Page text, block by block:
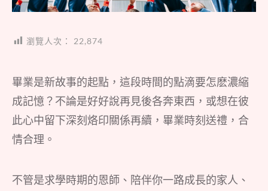
瀏覽人次： 22,874
畢業是新故事的起點，這段時間的點滴要怎麽濃縮
成記憶？不論是好好說再見後各奔東西，或想在彼
此心中留下深刻烙印關係再續，畢業時刻送禮，合
情合理。
不管是求學時期的恩師、陪伴你一路成長的家人、